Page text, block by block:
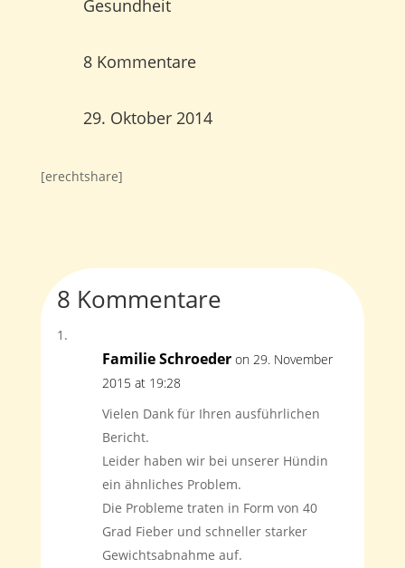
Gesundheit
8 Kommentare
29. Oktober 2014
[erechtshare]
8 Kommentare
Familie Schroeder on 29. November
2015 at 19:28
Vielen Dank für Ihren ausführlichen
Bericht.
Leider haben wir bei unserer Hündin
ein ähnliches Problem.
Die Probleme traten in Form von 40
Grad Fieber und schneller starker
Gewichtsabnahme auf.